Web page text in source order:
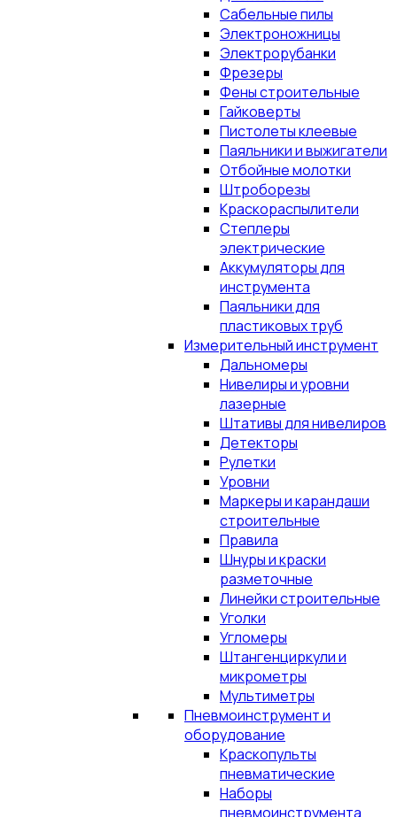
Сабельные пилы
Электроножницы
Электрорубанки
Фрезеры
Фены строительные
Гайковерты
Пистолеты клеевые
Паяльники и выжигатели
Отбойные молотки
Штроборезы
Краскораспылители
Степлеры
электрические
Аккумуляторы для
инструмента
Паяльники для
пластиковых труб
Измерительный инструмент
Дальномеры
Нивелиры и уровни
лазерные
Штативы для нивелиров
Детекторы
Рулетки
Уровни
Маркеры и карандаши
строительные
Правила
Шнуры и краски
разметочные
Линейки строительные
Уголки
Угломеры
Штангенциркули и
микрометры
Мультиметры
Пневмоинструмент и
оборудование
Краскопульты
пневматические
Наборы
пневмоинструмента